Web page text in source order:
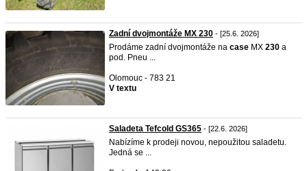
Zadní dvojmontáže MX 230 - [25.6. 2026]
Prodáme zadní dvojmontáže na case MX 230 a
pod. Pneu ...
Olomouc - 783 21
V textu
Saladeta Tefcold GS365 - [22.6. 2026]
Nabízíme k prodeji novou, nepoužitou saladetu.
Jedná se ...